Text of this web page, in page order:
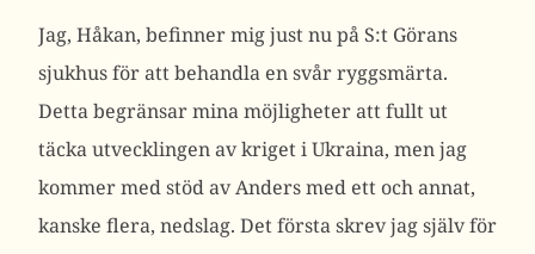
Jag, Håkan, befinner mig just nu på S:t Görans
sjukhus för att behandla en svår ryggsmärta.
Detta begränsar mina möjligheter att fullt ut
täcka utvecklingen av kriget i Ukraina, men jag
kommer med stöd av Anders med ett och annat,
kanske flera, nedslag. Det första skrev jag själv för